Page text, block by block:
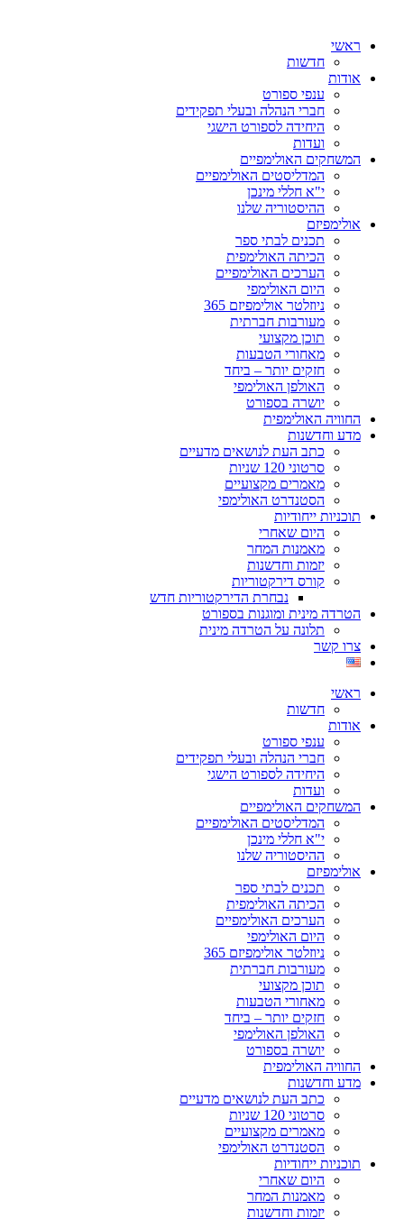
ראשי
חדשות
אודות
ענפי ספורט
חברי הנהלה ובעלי תפקידים
היחידה לספורט הישגי
ועדות
המשחקים האולימפיים
המדליסטים האולימפיים
י"א חללי מינכן
ההיסטוריה שלנו
אולימפיזם
תכנים לבתי ספר
הכיתה האולימפית
הערכים האולימפיים
היום האולימפי
ניוזלטר אולימפיזם 365
מעורבות חברתית
תוכן מקצועי
מאחורי הטבעות
חזקים יותר – ביחד
האולפן האולימפי
יושרה בספורט
החוויה האולימפית
מדע וחדשנות
כתב העת לנושאים מדעיים
סרטוני 120 שניות
מאמרים מקצועיים
הסטנדרט האולימפי
תוכניות ייחודיות
היום שאחרי
מאמנות המחר
יזמות וחדשנות
קורס דירקטוריות
נבחרת הדירקטוריות חדש
הטרדה מינית ומוגנות בספורט
תלונה על הטרדה מינית
צרו קשר
ראשי
חדשות
אודות
ענפי ספורט
חברי הנהלה ובעלי תפקידים
היחידה לספורט הישגי
ועדות
המשחקים האולימפיים
המדליסטים האולימפיים
י"א חללי מינכן
ההיסטוריה שלנו
אולימפיזם
תכנים לבתי ספר
הכיתה האולימפית
הערכים האולימפיים
היום האולימפי
ניוזלטר אולימפיזם 365
מעורבות חברתית
תוכן מקצועי
מאחורי הטבעות
חזקים יותר – ביחד
האולפן האולימפי
יושרה בספורט
החוויה האולימפית
מדע וחדשנות
כתב העת לנושאים מדעיים
סרטוני 120 שניות
מאמרים מקצועיים
הסטנדרט האולימפי
תוכניות ייחודיות
היום שאחרי
מאמנות המחר
יזמות וחדשנות